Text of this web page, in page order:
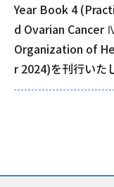
Year Book 4
d Ovarian Cancer
Organization of
r 2024)を刊行いた